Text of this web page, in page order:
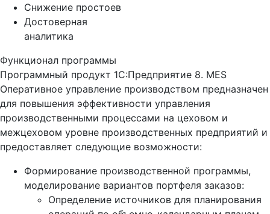
Снижение простоев
Достоверная
аналитика
Функционал программы
Программный продукт 1С:Предприятие 8. MES
Оперативное управление производством предназначен
для повышения эффективности управления
производственными процессами на цеховом и
межцеховом уровне производственных предприятий и
предоставляет следующие возможности:
Формирование производственной программы,
моделирование вариантов портфеля заказов:
Определение источников для планирования